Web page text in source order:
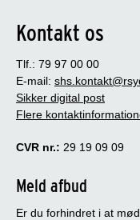
Kontakt os
Tlf.: 79 97 00 00
E-mail:
Sikker digital post
Flere
CVR nr.: 29 19 09 09
Meld afbud
Er du forhindret i at